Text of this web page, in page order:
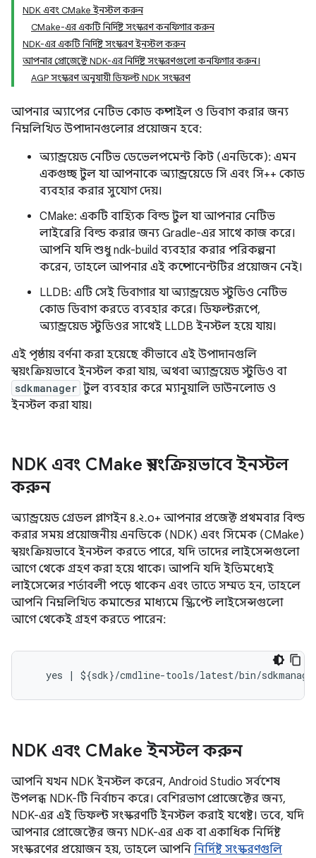
NDK এবং CMake ইনস্টল করুন
CMake-এর একটি নির্দিষ্ট সংস্করণ কনফিগার করুন
NDK-এর একটি নির্দিষ্ট সংস্করণ ইনস্টল করুন
আপনার প্রোজেক্টে NDK-এর নির্দিষ্ট সংস্করণগুলো কনফিগার করুন।
AGP সংস্করণ অনুযায়ী ডিফল্ট NDK সংস্করণ
আপনার অ্যাপের নেটিভ কোড কম্পাইল ও ডিবাগ করার জন্য
নিম্নলিখিত উপাদানগুলোর প্রয়োজন হবে:
অ্যান্ড্রয়েড নেটিভ ডেভেলপমেন্ট কিট (এনডিকে): এমন
একগুচ্ছ টুল যা আপনাকে অ্যান্ড্রয়েডে সি এবং সি++ কোড
ব্যবহার করার সুযোগ দেয়।
CMake: একটি বাহ্যিক বিল্ড টুল যা আপনার নেটিভ
লাইব্রেরি বিল্ড করার জন্য Gradle-এর সাথে কাজ করে।
আপনি যদি শুধু ndk-build ব্যবহার করার পরিকল্পনা
করেন, তাহলে আপনার এই কম্পোনেন্টটির প্রয়োজন নেই।
LLDB: এটি সেই ডিবাগার যা অ্যান্ড্রয়েড স্টুডিও নেটিভ
কোড ডিবাগ করতে ব্যবহার করে। ডিফল্টরূপে,
অ্যান্ড্রয়েড স্টুডিওর সাথেই LLDB ইনস্টল হয়ে যায়।
এই পৃষ্ঠায় বর্ণনা করা হয়েছে কীভাবে এই উপাদানগুলি
স্বয়ংক্রিয়ভাবে ইনস্টল করা যায়, অথবা অ্যান্ড্রয়েড স্টুডিও বা
sdkmanager টুল ব্যবহার করে ম্যানুয়ালি ডাউনলোড ও
ইনস্টল করা যায়।
NDK এবং CMake স্বয়ংক্রিয়ভাবে ইনস্টল
করুন
অ্যান্ড্রয়েড গ্রেডল প্লাগইন ৪.২.০+ আপনার প্রজেক্ট প্রথমবার বিল্ড
করার সময় প্রয়োজনীয় এনডিকে (NDK) এবং সিমেক (CMake)
স্বয়ংক্রিয়ভাবে ইনস্টল করতে পারে, যদি তাদের লাইসেন্সগুলো
আগে থেকে গ্রহণ করা হয়ে থাকে। আপনি যদি ইতিমধ্যেই
লাইসেন্সের শর্তাবলী পড়ে থাকেন এবং তাতে সম্মত হন, তাহলে
আপনি নিম্নলিখিত কমান্ডের মাধ্যমে স্ক্রিপ্টে লাইসেন্সগুলো
আগে থেকেই গ্রহণ করতে পারেন:
NDK এবং CMake ইনস্টল করুন
আপনি যখন NDK ইনস্টল করেন, Android Studio সর্বশেষ
উপলব্ধ NDK-টি নির্বাচন করে। বেশিরভাগ প্রোজেক্টের জন্য,
NDK-এর এই ডিফল্ট সংস্করণটি ইনস্টল করাই যথেষ্ট। তবে, যদি
আপনার প্রোজেক্টের জন্য NDK-এর এক বা একাধিক নির্দিষ্ট
সংস্করণের প্রয়োজন হয়, তাহলে আপনি নির্দিষ্ট সংস্করণগুলি